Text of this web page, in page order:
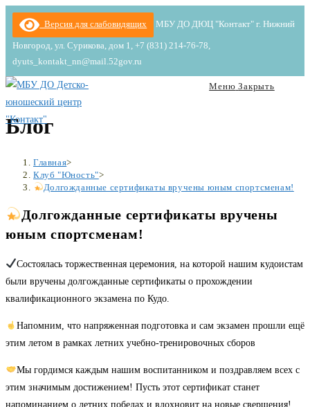
Перейти
содержимому
Версия для слабовидящих МБУ ДО ДЮЦ "Контакт" г. Нижний
Новгород, ул. Сурикова, дом 1, +7 (831) 214-76-78,
dyuts_kontakt_nn@mail.52gov.ru
Меню Закрыть
Блог
Главная>
Клуб "Юность">
Долгожданные сертификаты вручены юным спортсменам!
Долгожданные сертификаты вручены
юным спортсменам!
Состоялась торжественная церемония, на которой нашим кудоистам
были вручены долгожданные сертификаты о прохождении
квалификационного экзамена по Кудо.
Напомним, что напряженная подготовка и сам экзамен прошли ещё
этим летом в рамках летних учебно-тренировочных сборов
Мы гордимся каждым нашим воспитанником и поздравляем всех с
этим значимым достижением! Пусть этот сертификат станет
напоминанием о летних победах и вдохновит на новые свершения!